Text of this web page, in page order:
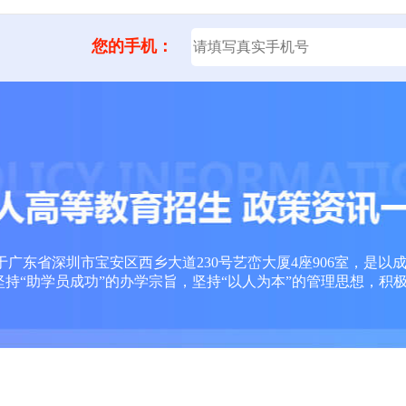
您的手机：
东省深圳市宝安区西乡大道230号艺峦大厦4座906室，是以
“助学员成功”的办学宗旨，坚持“以人为本”的管理思想，积